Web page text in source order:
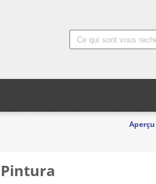
Aperçu